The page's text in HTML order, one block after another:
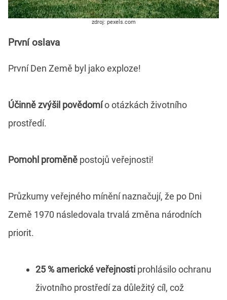
zdroj: pexels.com
První oslava
První Den Země byl jako exploze!
Účinně zvýšil povědomío otázkách životního
prostředí.
Pomohl proměně postojů veřejnosti!
Průzkumy veřejného mínění naznačují, že po Dni
Země 1970 následovala trvalá změna národních
priorit.
25 % americké veřejnosti prohlásilo ochranu
životního prostředí za důležitý cíl, což